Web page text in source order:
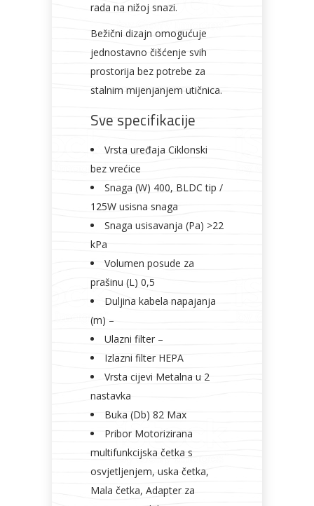
rada na nižoj snazi.
Bežični dizajn omogućuje
jednostavno čišćenje svih
prostorija bez potrebe za
stalnim mijenjanjem utičnica.
Sve specifikacije
Vrsta uređaja Ciklonski
bez vrećice
Snaga (W) 400, BLDC tip /
125W usisna snaga
Snaga usisavanja (Pa) >22
kPa
Volumen posude za
prašinu (L) 0,5
Duljina kabela napajanja
(m) –
Ulazni filter –
Izlazni filter HEPA
Vrsta cijevi Metalna u 2
nastavka
Buka (Db) 82 Max
Pribor Motorizirana
multifunkcijska četka s
osvjetljenjem, uska četka,
Mala četka, Adapter za